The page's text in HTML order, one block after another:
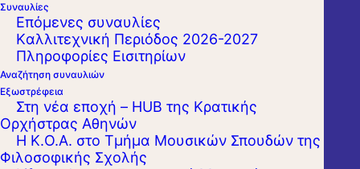
Συναυλίες
Επόμενες συναυλίες
Kαλλιτεχνική Περιόδος 2026-2027
Πληροφορίες Εισιτηρίων
Αναζήτηση συναυλιών
Εξωστρέφεια
Στη νέα εποχή – HUB της Κρατικής
Ορχήστρας Αθηνών
Η Κ.Ο.Α. στο Τμήμα Μουσικών Σπουδών της
Φιλοσοφικής Σχολής